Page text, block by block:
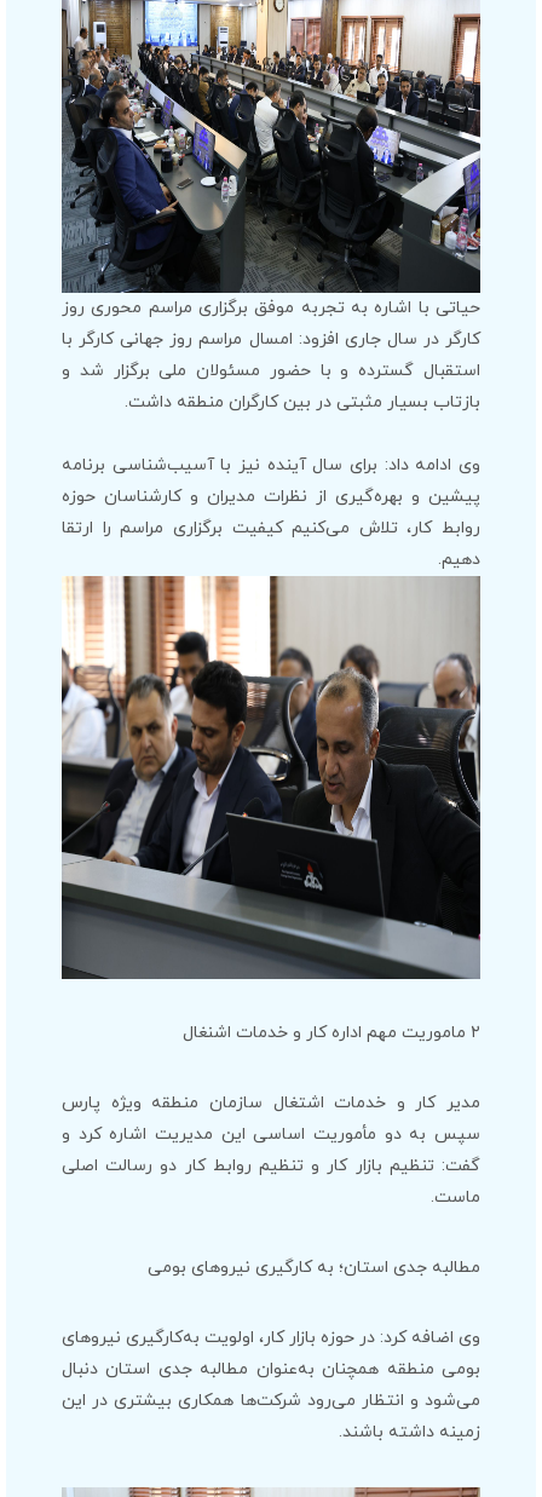
حیاتی با اشاره به تجربه موفق برگزاری مراسم محوری روز
کارگر در سال جاری افزود: امسال مراسم روز جهانی کارگر با
استقبال گسترده و با حضور مسئولان ملی برگزار شد و
بازتاب بسیار مثبتی در بین کارگران منطقه داشت.
وی ادامه داد: برای سال آینده نیز با آسیب‌شناسی برنامه
پیشین و بهره‌گیری از نظرات مدیران و کارشناسان حوزه
روابط کار، تلاش می‌کنیم کیفیت برگزاری مراسم را ارتقا
دهیم.
۲ ماموریت مهم اداره کار و خدمات اشنغال
مدیر کار و خدمات اشتغال سازمان منطقه ویژه پارس
سپس به دو مأموریت اساسی این مدیریت اشاره کرد و
گفت: تنظیم بازار کار و تنظیم روابط کار دو رسالت اصلی
ماست.
مطالبه جدی استان؛ به کارگیری نیروهای بومی
وی اضافه کرد: در حوزه بازار کار، اولویت به‌کارگیری نیروهای
بومی منطقه همچنان به‌عنوان مطالبه جدی استان دنبال
می‌شود و انتظار می‌رود شرکت‌ها همکاری بیشتری در این
زمینه داشته باشند.